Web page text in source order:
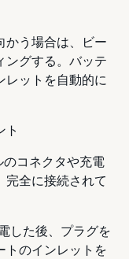
かう場合は、ビー
ングする。バッテ
レットを自動的に
ト
コネクタや充電
完全に接続されて
した後、プラグを
トのインレットを